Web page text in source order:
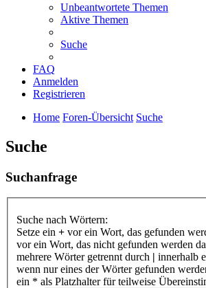
Unbeantwortete Themen
Aktive Themen
Suche
FAQ
Anmelden
Registrieren
Home Foren-Übersicht Suche
Suche
Suchanfrage
Suche nach Wörtern:
Setze ein + vor ein Wort, das gefunden
vor ein Wort, das nicht gefunden werden
mehrere Wörter getrennt durch | innerhalb
wenn nur eines der Wörter gefunden
ein * als Platzhalter für teilweise